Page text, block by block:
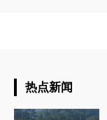
热点新闻